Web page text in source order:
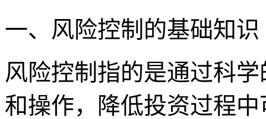
一、风险控制的基础知识
风险控制指的是通过科
和操作，降低投资过程